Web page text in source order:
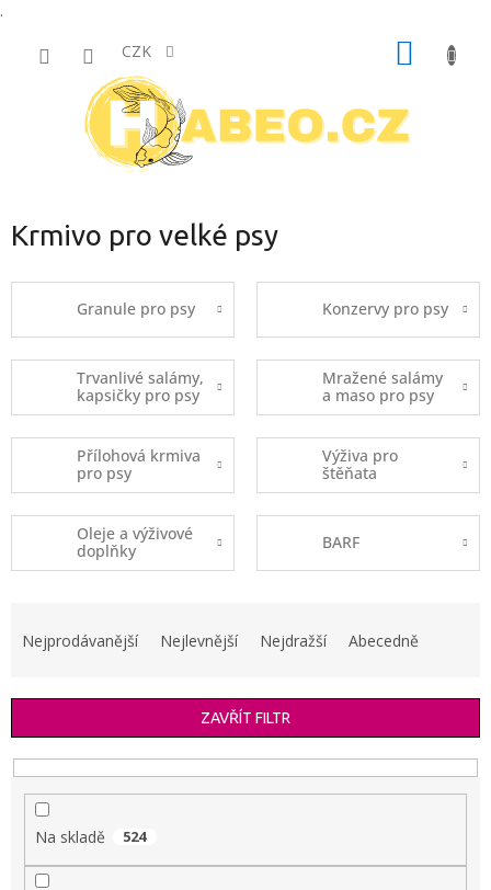
.
CZK
Krmivo pro velké psy
Granule pro psy Konzervy pro psy
Trvanlivé salámy,
kapsičky pro psy
Mražené salámy
a maso pro psy
Přílohová krmiva
pro psy
Výživa pro
štěňata
Oleje a výživové
doplňky
BARF
í
p
r
Nejprodávanější Nejlevnější Nejdražší Abecedně
ZAVŘÍT FILTR
Na skladě 524